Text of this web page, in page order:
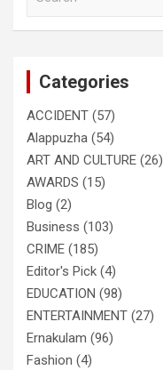
Categories
ACCIDENT (57)
Alappuzha (54)
ART AND CULTURE (26)
AWARDS (15)
Blog (2)
Business (103)
CRIME (185)
Editor's Pick (4)
EDUCATION (98)
ENTERTAINMENT (27)
Ernakulam (96)
Fashion (4)